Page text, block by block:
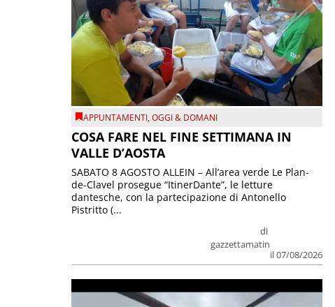
APPUNTAMENTI,OGGI & DOMANI
COSA FARE NEL FINE SETTIMANA IN
VALLE D’AOSTA
di
gazzettamatin
il 07/08/2026
SABATO 8 AGOSTO ALLEIN – All’area verde Le Plan-
de-Clavel prosegue “ItinerDante”, le letture
dantesche, con la partecipazione di Antonello
Pistritto (...